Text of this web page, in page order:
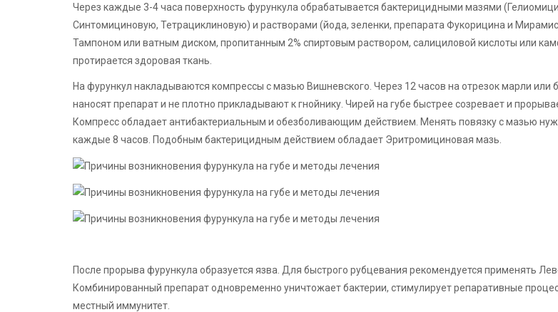
Через каждые 3-4 часа поверхность фурункула обрабатывается бактерицидными мазями
Синтомициновую, Тетрациклиновую) и растворами (йода, зеленки, препарата Фукорицина и
Тампоном или ватным диском, пропитанным 2% спиртовым раствором, салициловой кислоты или
протирается здоровая ткань.
На фурункул накладываются компрессы с мазью Вишневского. Через 12 часов на отрезок марли или
наносят препарат и не плотно прикладывают к гнойнику. Чирей на губе быстрее созревает и
Компресс обладает антибактериальным и обезболивающим действием. Менять повязку с мазью
каждые 8 часов. Подобным бактерицидным действием обладает Эритромициновая мазь.
После прорыва фурункула образуется язва. Для быстрого рубцевания рекомендуется применять
Комбинированный препарат одновременно уничтожает бактерии, стимулирует репаративные
местный иммунитет.